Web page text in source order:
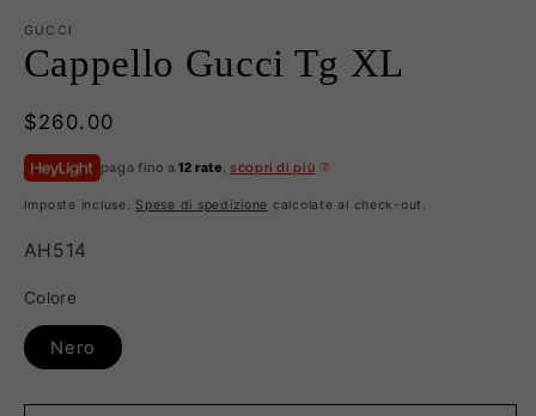
GUCCI
Cappello Gucci Tg XL
Prezzo
di
listino
$260.00
paga fino a12 rate scopri di più
Imposte incluse. Spese di spedizione calcolate al check-out.
SKU:
AH514
Colore
Nero